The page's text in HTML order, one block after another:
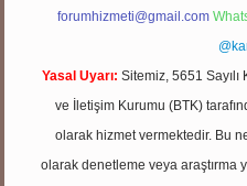
forumhizmeti@gmail.com
Yasal Uyarı: Sitemiz, 5651
ve İletişim Kurumu (BTK)
olarak hizmet vermektedir. Bu
olarak denetleme veya araştırma